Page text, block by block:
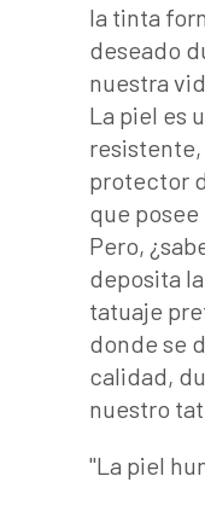
la tinta
deseado
nuestra
La piel es
protector
que posee
Pero,
deposita
tatuaje
donde se
calidad,
nuestro
La piel